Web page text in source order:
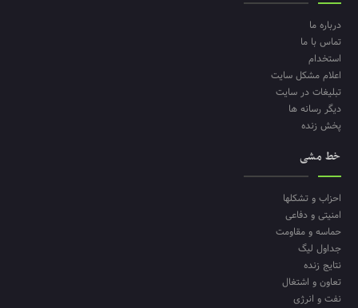
درباره ما
تماس با ما
استخدام
اعلام مشکل سایت
تبلیغات در سایت
دیگر رسانه ها
پخش زنده
خط مشی
احزاب و تشکلها
امنیتی و دفاعی
حماسه و مقاومت
جداول لیگ
نتایج زنده
تعاون و اشتغال
نفت و انرژی